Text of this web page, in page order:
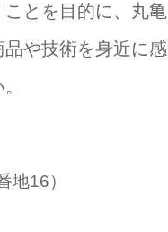
とを目的に、丸亀
や技術を身近に感
16）